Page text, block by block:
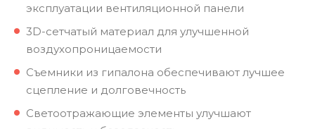
эксплуатации вентиляционной панели
3D-сетчатый материал для улучшенной
воздухопроницаемости
Съемники из гипалона обеспечивают лучшее
сцепление и долговечность
Светоотражающие элементы улучшают